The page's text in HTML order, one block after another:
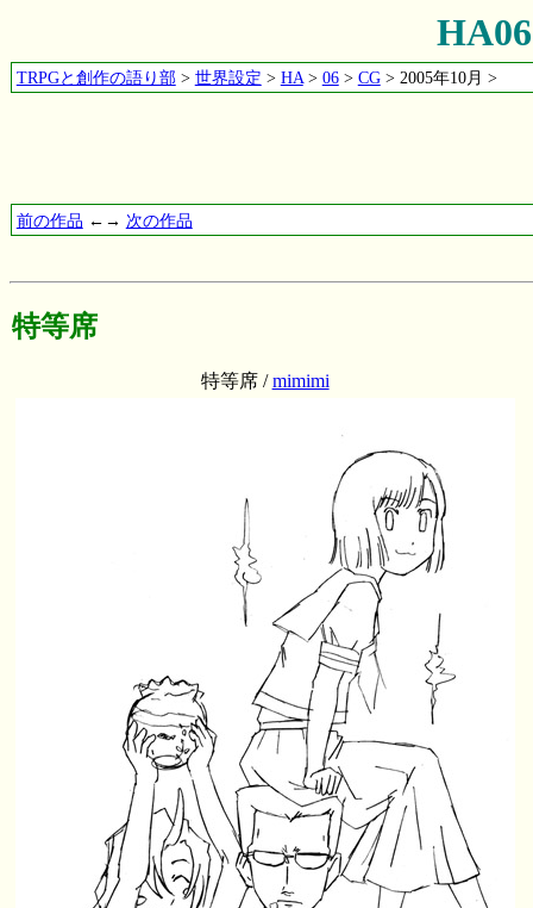
TRPGと創作の語り部> 世界設定 > HA> 06> CG> 2005年10月 >
前の作品 ←→ 次の作品
特等席
特等席 /mimimi